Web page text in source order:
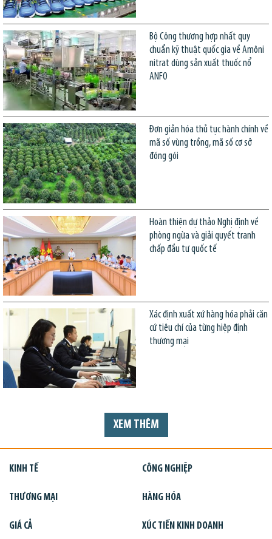
Bộ Công thương hợp nhất quy
chuẩn kỹ thuật quốc gia về Amôni
nitrat dùng sản xuất thuốc nổ
ANFO
Đơn giản hóa thủ tục hành chính về
mã số vùng trồng, mã số cơ sở
đóng gói
Hoàn thiện dự thảo Nghị định về
phòng ngừa và giải quyết tranh
chấp đầu tư quốc tế
Xác định xuất xứ hàng hóa phải căn
cứ tiêu chí của từng hiệp định
thương mại
XEM THÊM
KINH TẾ CÔNG NGHIỆP
THƯƠNG MẠI HÀNG HÓA
GIÁ CẢ XÚC TIẾN KINH DOANH